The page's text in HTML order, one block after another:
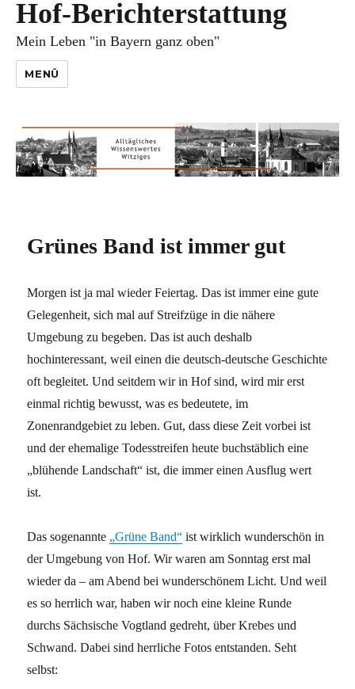
Hof-Berichterstattung
Mein Leben "in Bayern ganz oben"
MENÜ
Grünes Band ist immer gut
Morgen ist ja mal wieder Feiertag. Das ist immer eine gute
Gelegenheit, sich mal auf Streifzüge in die nähere
Umgebung zu begeben. Das ist auch deshalb
hochinteressant, weil einen die deutsch-deutsche Geschichte
oft begleitet. Und seitdem wir in Hof sind, wird mir erst
einmal richtig bewusst, was es bedeutete, im
Zonenrandgebiet zu leben. Gut, dass diese Zeit vorbei ist
und der ehemalige Todesstreifen heute buchstäblich eine
„blühende Landschaft“ ist, die immer einen Ausflug wert
ist.
Das sogenannte „Grüne Band“ ist wirklich wunderschön in
der Umgebung von Hof. Wir waren am Sonntag erst mal
wieder da – am Abend bei wunderschönem Licht. Und weil
es so herrlich war, haben wir noch eine kleine Runde
durchs Sächsische Vogtland gedreht, über Krebes und
Schwand. Dabei sind herrliche Fotos entstanden. Seht
selbst: